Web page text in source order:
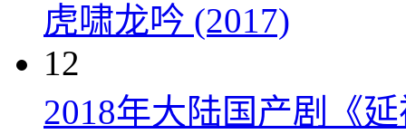
虎啸龙吟 (2017)
12
2018年大陆国产剧《